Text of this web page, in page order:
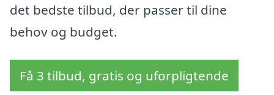
det bedste tilbud, der passer til dine
behov og budget.
Få 3 tilbud, gratis og uforpligtende